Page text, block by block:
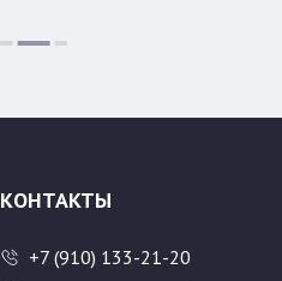
Размер:
КОНТАКТЫ
+7 (910) 133-21-20